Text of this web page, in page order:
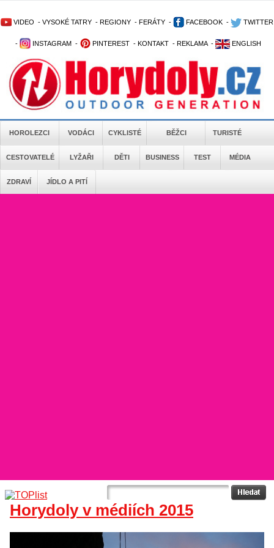
VIDEO - VYSOKÉ TATRY - REGIONY - FERÁTY - FACEBOOK - TWITTER
- INSTAGRAM - PINTEREST - KONTAKT - REKLAMA - ENGLISH
HOROLEZCI VODÁCI CYKLISTÉ BĚŽCI TURISTÉ
CESTOVATELÉ LYŽAŘI DĚTI BUSINESS TEST MÉDIA
ZDRAVÍ JÍDLO A PITÍ
Horydoly v médiích 2015